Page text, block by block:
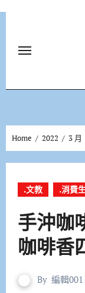
Home 2022 3 月
.文教 .消費
手沖咖
咖啡香
By 編輯001